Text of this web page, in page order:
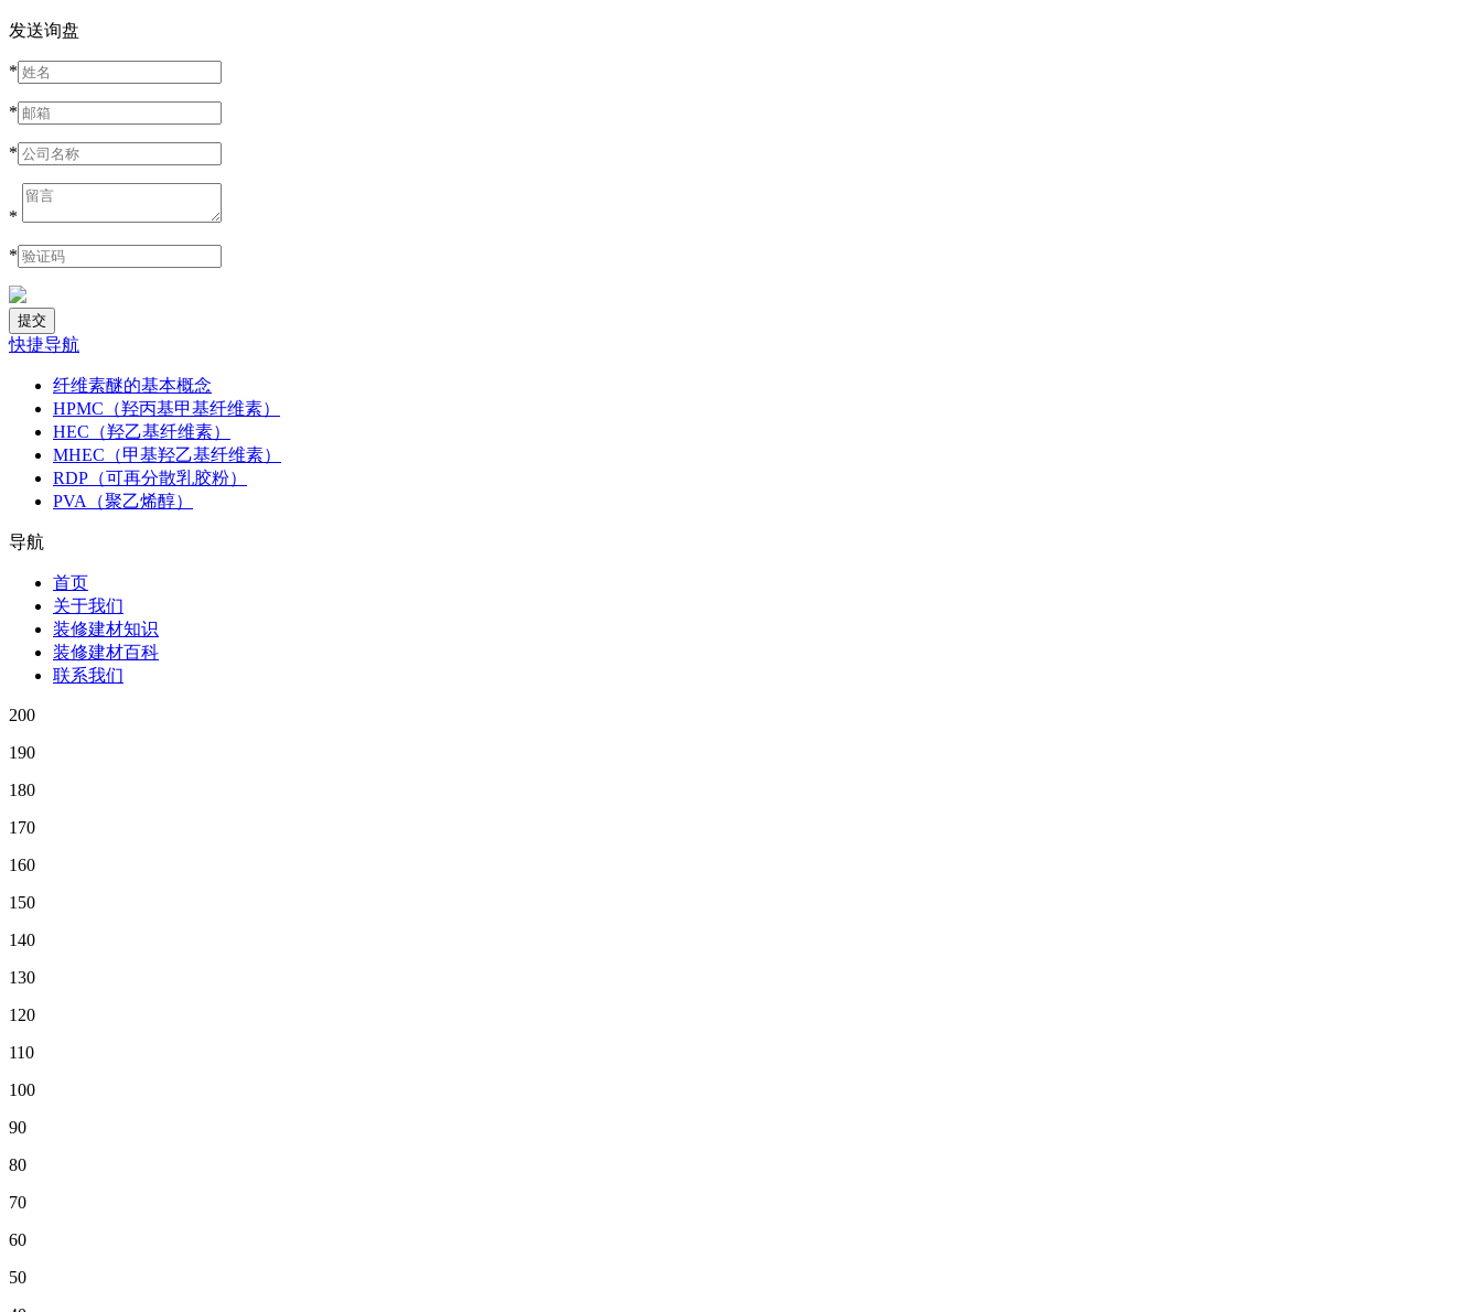
发送询盘
*
*
*
*
*
快捷导航
纤维素醚的基本概念
HPMC（羟丙基甲基纤维素）
HEC（羟乙基纤维素）
MHEC（甲基羟乙基纤维素）
RDP（可再分散乳胶粉）
PVA（聚乙烯醇）
导航
首页
关于我们
装修建材知识
装修建材百科
联系我们
200
190
180
170
160
150
140
130
120
110
100
90
80
70
60
50